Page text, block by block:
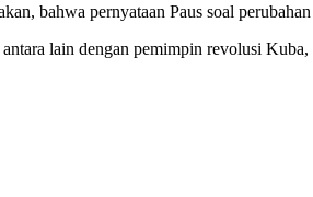
bahwa pernyataan Paus soal
lain dengan pemimpin revolusi